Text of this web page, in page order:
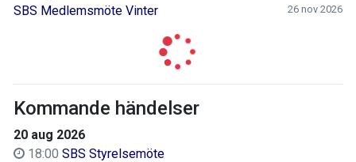
SBS Medlemsmöte Vinter 26 nov 2026
Kommande händelser
20 aug 2026
18:00 SBS Styrelsemöte